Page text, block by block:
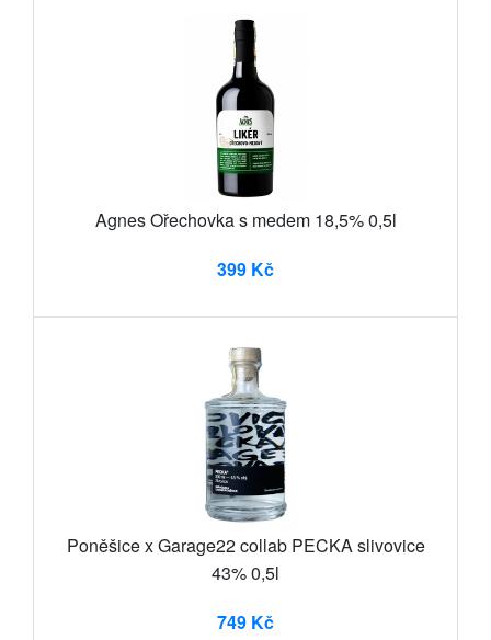
Agnes Ořechovka s medem 18,5% 0,5l
399 Kč
Poněšice x Garage22 collab PECKA slivovice
43% 0,5l
749 Kč